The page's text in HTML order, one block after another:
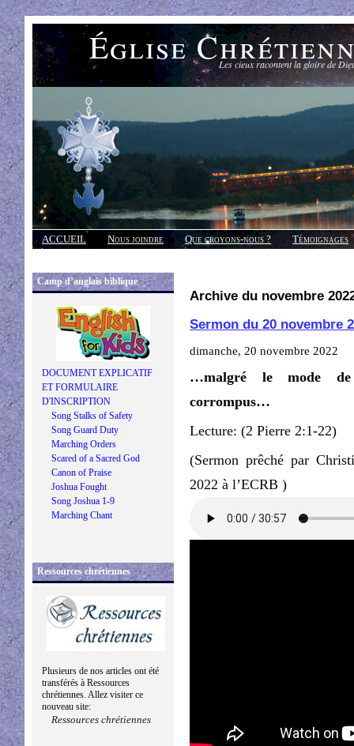
Église Les cieux racontent la gloire de
ACCUEIL Nous joindre Que croyons-nous ?
Témoignages
Réponses
Camp d’anglais biblique
DOCUMENT EXPLICATIF
ET FORMULAIRE
D'INSCRIPTION
Song Stalks of Safety
Song Guard Duty
Marching Orders
Scared of a Sacred God
Canon of Praise
Joshua Fought
Song Joshua 1-9
Marching Chant
Ressources chrétiennes
Plusieurs de nos articles ont été
transférés à Ressources
chrétiennes. Allez visiter ce
nouveau site:
Ressources chrétiennes
Archive du novembre
Sermon du 20 novembre
dimanche, 20 novembre 2022
…malgré le mode de
corrompus…
Lecture: (2 Pierre 2:1-22)
(Sermon prêché par
2022 à l’ECRB )